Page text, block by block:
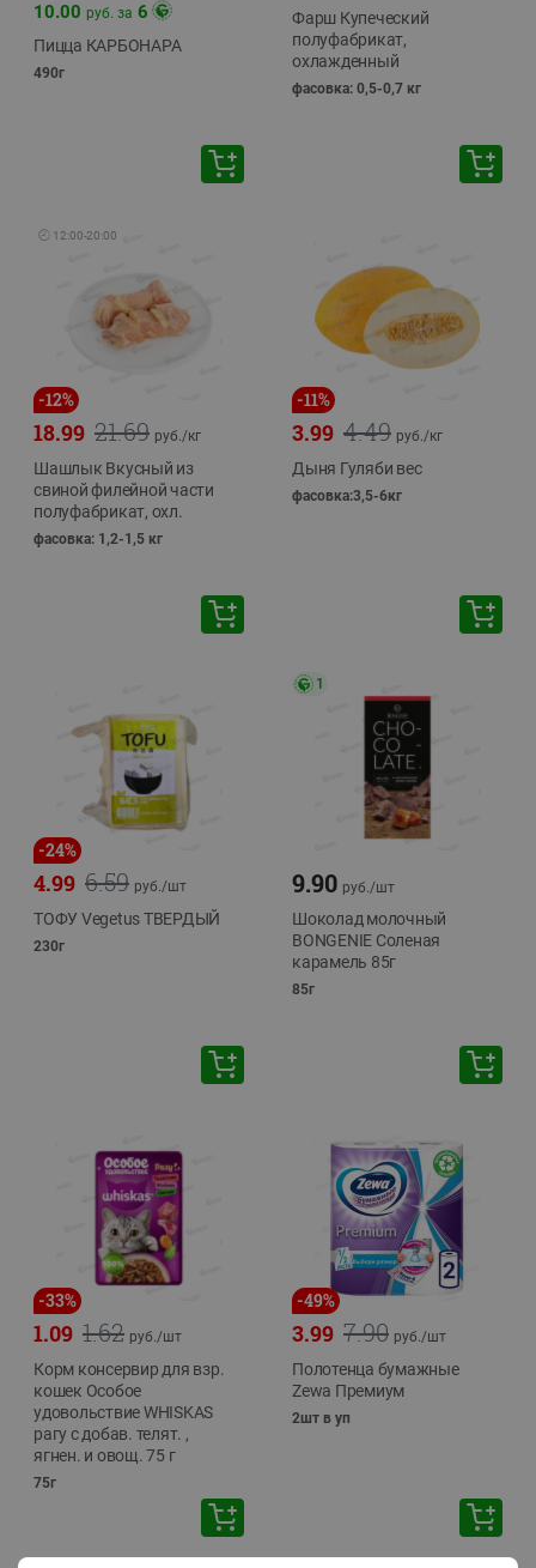
10.00 руб. за 6
Пицца КАРБОНАРА
490г
Фарш Купеческий
полуфабрикат,
охлажденный
фасовка: 0,5-0,7 кг
🕘 12:00-20:00
-12%
21.69
18.99 руб./кг
Шашлык Вкусный из
свиной филейной части
полуфабрикат, охл.
фасовка: 1,2-1,5 кг
-11%
4.49
3.99 руб./кг
Дыня Гуляби вес
фасовка:3,5-6кг
-24%
6.59
4.99 руб./шт
ТОФУ Vegetus ТВЕРДЫЙ
230г
1
9.90 руб./шт
Шоколад молочный
BONGENIE Соленая
карамель 85г
85г
-33%
1.62
1.09 руб./шт
Корм консервир для взр.
кошек Особое
удовольствие WHISKAS
рагу с добав. телят. ,
ягнен. и овощ. 75 г
75г
-49%
7.90
3.99 руб./шт
Полотенца бумажные
Zewa Премиум
2шт в уп